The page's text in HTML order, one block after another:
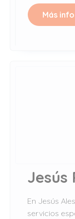
Más info
Jesús
En Jesús
servicios